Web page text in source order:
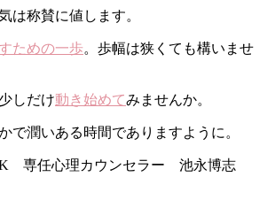
は称賛に値します。
ための一歩。歩幅は狭くても構いませ
しだけ動き始めてみませんか。
で潤いある時間でありますように。
K 専任心理カウンセラー 池永博志